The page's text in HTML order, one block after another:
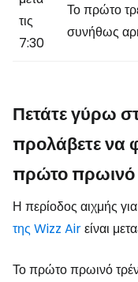
τις
7:30
Το πρώτο
συνήθως
Πετάτε γύρω
προλάβετε να
πρώτο πρωινό
Η περίοδος αιχμής
της Wizz Airείναι
Το πρώτο πρωινό